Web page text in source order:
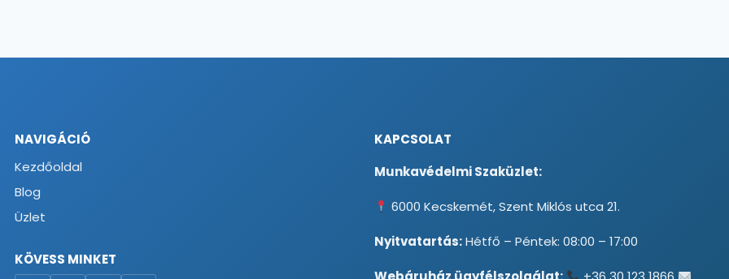
NAVIGÁCIÓ
Kezdőoldal
Blog
Üzlet
KÖVESS MINKET
KAPCSOLAT
Munkavédelmi Szaküzlet:
6000 Kecskemét, Szent Miklós utca 21.
Nyitvatartás:Hétfő – Péntek: 08:00 – 17:00